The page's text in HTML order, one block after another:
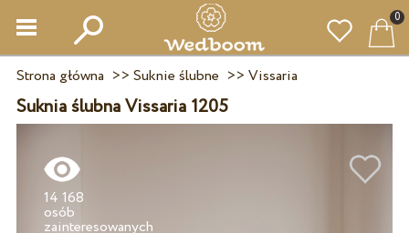
0
Strona główna >> Suknie ślubne >> Vissaria
Suknia ślubna Vissaria 1205
14 168
osób